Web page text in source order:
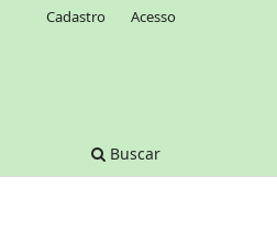
Buscar
Cadastro Acesso